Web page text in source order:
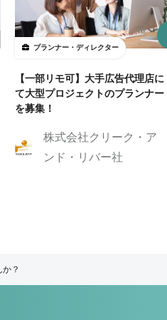
プランナー・ディレクター
【一部リモ可】大手広告代理店に
て大型プロジェクトのプランナー
を募集！
株式会社クリーク・ア
ンド・リバー社
？